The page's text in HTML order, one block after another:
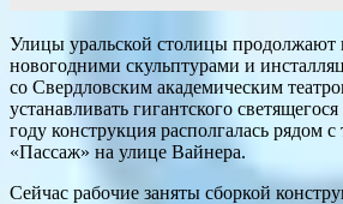
Улицы уральской столицы продолжают
новогодними скульптурами и
со Свердловским академическим
устанавливать гигантского
году конструкция располгалась рядом
«Пассаж» на улице Вайнера.
Сейчас рабочие заняты сборкой